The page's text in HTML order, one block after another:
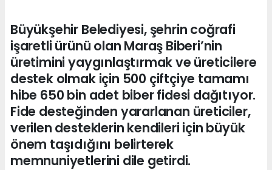
Büyükşehir Belediyesi, şehrin coğrafi
işaretli ürünü olan Maraş Biberi’nin
üretimini yaygınlaştırmak ve üreticilere
destek olmak için 500 çiftçiye tamamı
hibe 650 bin adet biber fidesi dağıtıyor.
Fide desteğinden yararlanan üreticiler,
verilen desteklerin kendileri için büyük
önem taşıdığını belirterek
memnuniyetlerini dile getirdi.